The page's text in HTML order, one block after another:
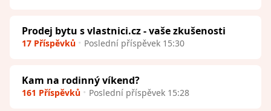
Prodej bytu s vlastnici.cz - vaše zkušenosti
17 Příspěvků Poslední příspěvek 15:30
Kam na rodinný víkend?
161 Příspěvků Poslední příspěvek 15:28